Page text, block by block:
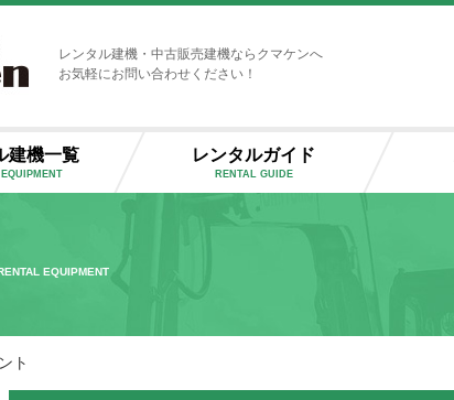
レンタル建機・中古販売建機ならクマケンへ
お気軽にお問い合わせください！
建機一覧 レンタルガイド
RENTAL GUIDE
EQUIPMENT
ト